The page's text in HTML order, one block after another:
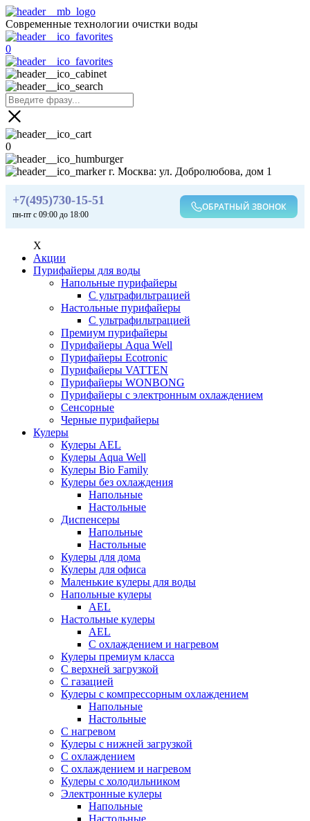
Современные технологии очистки воды
0
0
г. Москва: ул. Добролюбова, дом 1
+7(495)730-15-51
пн-пт с 09:00 до 18:00
ОБРАТНЫЙ ЗВОНОК
X
Акции
Пурифайеры для воды
Напольные пурифайеры
С ультрафильтрацией
Настольные пурифайеры
С ультрафильтрацией
Премиум пурифайеры
Пурифайеры Aqua Well
Пурифайеры Ecotronic
Пурифайеры VATTEN
Пурифайеры WONBONG
Пурифайеры с электронным охлаждением
Сенсорные
Черные пурифайеры
Кулеры
Кулеры AEL
Кулеры Aqua Well
Кулеры Bio Family
Кулеры без охлаждения
Напольные
Настольные
Диспенсеры
Напольные
Настольные
Кулеры для дома
Кулеры для офиса
Маленькие кулеры для воды
Напольные кулеры
AEL
Настольные кулеры
AEL
С охлаждением и нагревом
Кулеры премиум класса
С верхней загрузкой
С газацией
Кулеры с компрессорным охлаждением
Напольные
Настольные
С нагревом
Кулеры с нижней загрузкой
С охлаждением
С охлаждением и нагревом
Кулеры с холодильником
Электронные кулеры
Напольные
Настольные